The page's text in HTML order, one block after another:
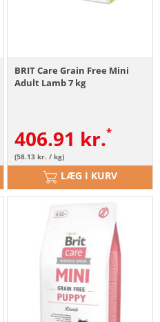
BRIT Care Grain Free Mini
Adult Lamb 7 kg
406.91 kr.
(58.13 kr. / kg)
LÆG I KURV